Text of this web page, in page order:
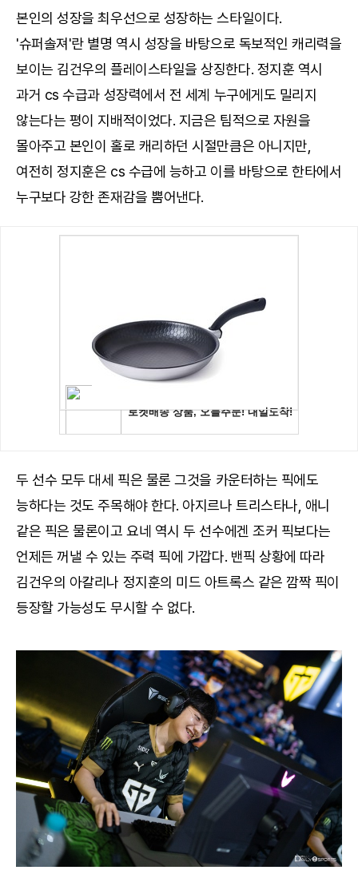
본인의 성장을 최우선으로 성장하는 스타일이다.
'슈퍼솔져'란 별명 역시 성장을 바탕으로 독보적인 캐리력을
보이는 김건우의 플레이스타일을 상징한다. 정지훈 역시
과거 cs 수급과 성장력에서 전 세계 누구에게도 밀리지
않는다는 평이 지배적이었다. 지금은 팀적으로 자원을
몰아주고 본인이 홀로 캐리하던 시절만큼은 아니지만,
여전히 정지훈은 cs 수급에 능하고 이를 바탕으로 한타에서
누구보다 강한 존재감을 뿜어낸다.
두 선수 모두 대세 픽은 물론 그것을 카운터하는 픽에도
능하다는 것도 주목해야 한다. 아지르나 트리스타나, 애니
같은 픽은 물론이고 요네 역시 두 선수에겐 조커 픽보다는
언제든 꺼낼 수 있는 주력 픽에 가깝다. 밴픽 상황에 따라
김건우의 아칼리나 정지훈의 미드 아트록스 같은 깜짝 픽이
등장할 가능성도 무시할 수 없다.